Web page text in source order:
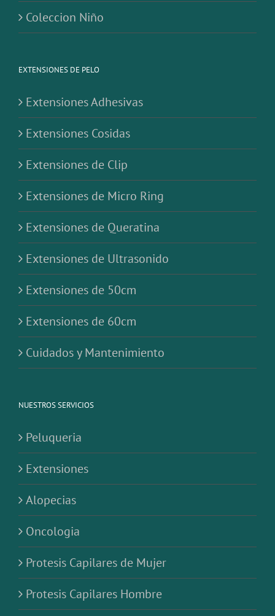
Coleccion Niño
EXTENSIONES DE PELO
Extensiones Adhesivas
Extensiones Cosidas
Extensiones de Clip
Extensiones de Micro Ring
Extensiones de Queratina
Extensiones de Ultrasonido
Extensiones de 50cm
Extensiones de 60cm
Cuidados y Mantenimiento
NUESTROS SERVICIOS
Peluqueria
Extensiones
Alopecias
Oncologia
Protesis Capilares de Mujer
Protesis Capilares Hombre